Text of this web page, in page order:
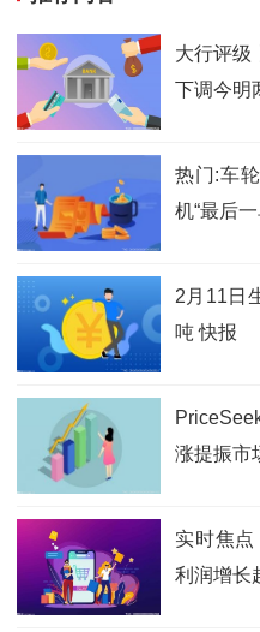
大行评级
下调今明
热门:车
机“最后
2月11日
吨 快报
涨提振市
实时焦
利润增长